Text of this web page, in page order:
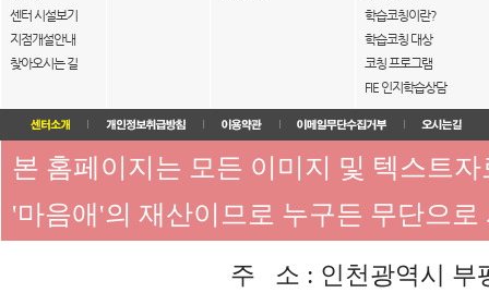
센터 시설보기
지점개설안내
찾아오시는 길
학습코칭이란?
학습코칭 대상
코칭 프로그램
FIE 인지학습상담
본 홈페이지는 모든 이미지 및 텍스트
'마음애'의 재산이므로 누구든 무단으
주 소 : 인천광역시 부